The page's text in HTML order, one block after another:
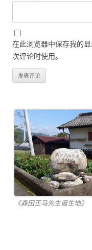
在此浏览器中保存我的
次评论时使用。
《森田正马先生诞生地》